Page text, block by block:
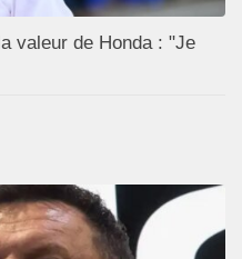
valeur de Honda : "Je